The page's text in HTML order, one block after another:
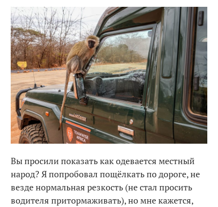
Вы просили показать как одевается местный
народ? Я попробовал пощёлкать по дороге, не
везде нормальная резкость (не стал просить
водителя притормаживать), но мне кажется,